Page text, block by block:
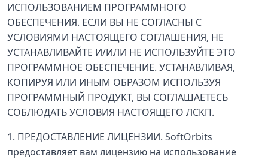
ИСПОЛЬЗОВАНИЕМ ПРОГРАММНОГО
ОБЕСПЕЧЕНИЯ. ЕСЛИ ВЫ НЕ СОГЛАСНЫ С
УСЛОВИЯМИ НАСТОЯЩЕГО СОГЛАШЕНИЯ, НЕ
УСТАНАВЛИВАЙТЕ И/ИЛИ НЕ ИСПОЛЬЗУЙТЕ ЭТО
ПРОГРАММНОЕ ОБЕСПЕЧЕНИЕ. УСТАНАВЛИВАЯ,
КОПИРУЯ ИЛИ ИНЫМ ОБРАЗОМ ИСПОЛЬЗУЯ
ПРОГРАММНЫЙ ПРОДУКТ, ВЫ СОГЛАШАЕТЕСЬ
СОБЛЮДАТЬ УСЛОВИЯ НАСТОЯЩЕГО ЛСКП.
1. ПРЕДОСТАВЛЕНИЕ ЛИЦЕНЗИИ. SoftOrbits
предоставляет вам лицензию на использование